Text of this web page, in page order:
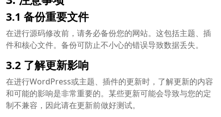
3.1 备份重要文件
在进行源码修改前，请务必备份您的网站。这包括主题、插
件和核心文件。备份可防止不小心的错误导致数据丢失。
3.2 了解更新影响
在进行WordPress或主题、插件的更新时，了解更新的内容
和可能的影响是非常重要的。某些更新可能会导致与您的定
制不兼容，因此请在更新前做好测试。